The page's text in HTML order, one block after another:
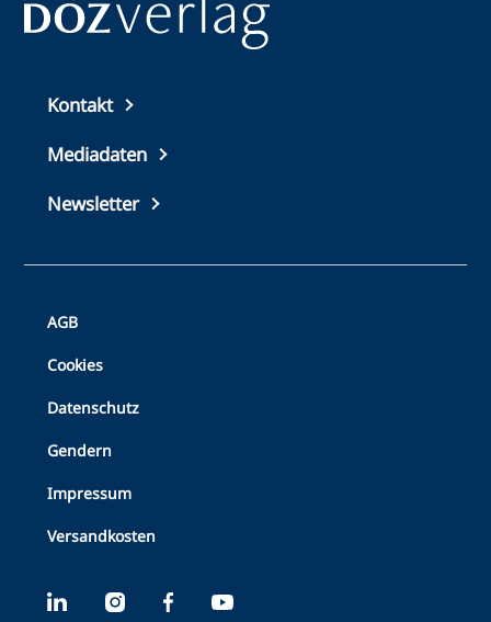
Top
footer
Kontakt
Mediadaten
Newsletter
Bottom
Footer
AGB
Cookies
Datenschutz
Gendern
Impressum
Versandkosten